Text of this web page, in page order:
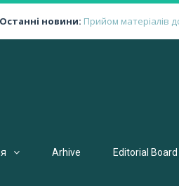
Останні новини: Прийом матеріалів
Arhive Editorial Board